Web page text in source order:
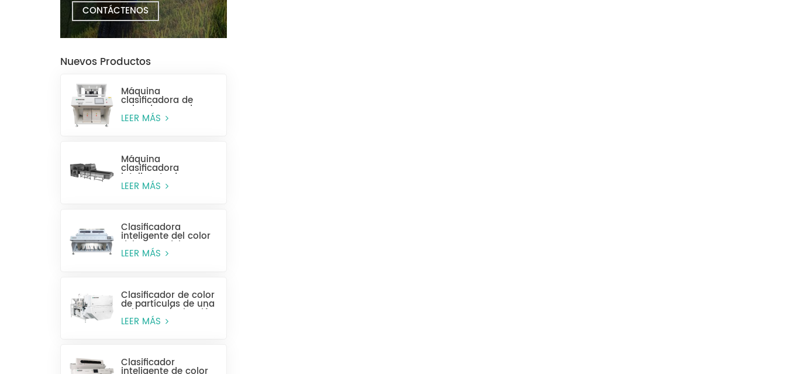
CONTÁCTENOS
Nuevos Productos
Máquina
clasificadora de
color de arroz de
alta eficiencia MR128
LEER MÁS
Máquina
clasificadora
inteligente de
plástico para
LEER MÁS
Clasificadora
inteligente del color
del grano del CCD
MG448
LEER MÁS
Clasificador de color
de partículas de una
sola capa (selección
húmeda)
LEER MÁS
Clasificador